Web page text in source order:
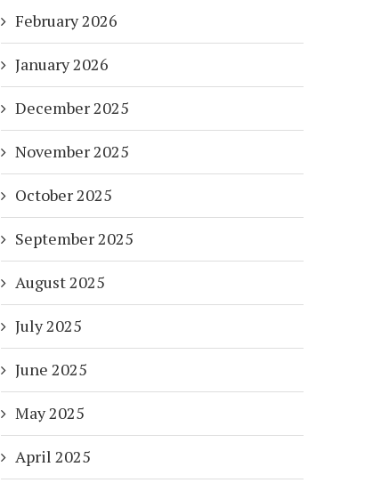
February 2026
January 2026
December 2025
November 2025
October 2025
September 2025
August 2025
July 2025
June 2025
May 2025
April 2025